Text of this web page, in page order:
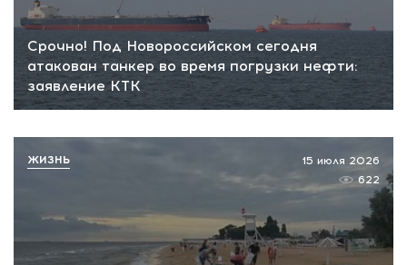
Срочно! Под Новороссийском сегодня
атакован танкер во время погрузки нефти:
заявление КТК
15 июля 2026
622
ЖИЗНЬ